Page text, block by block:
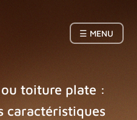
☰ MENU
toiture plate :
caractéristiques